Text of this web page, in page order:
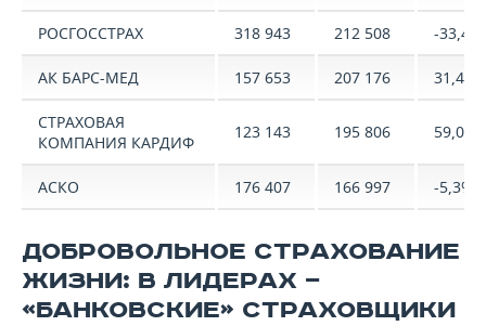
РОСГОССТРАХ 318 943 212 508 -33,4%
АК БАРС-МЕД 157 653 207 176 31,4%
СТРАХОВАЯ
КОМПАНИЯ КАРДИФ
123 143 195 806 59,0%
АСКО 176 407 166 997 -5,3%
ДОБРОВОЛЬНОЕ СТРАХОВАНИЕ
ЖИЗНИ: В ЛИДЕРАХ —
«БАНКОВСКИЕ» СТРАХОВЩИКИ